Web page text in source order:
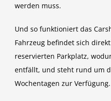
werden muss.
Und so funktioniert das
Fahrzeug befindet sich
reservierten Parkplatz,
entfällt, und steht rund um
Wochentagen zur Verfügung.